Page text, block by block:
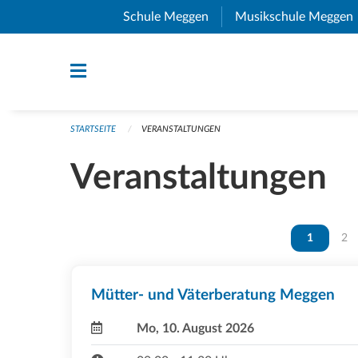
Navigation überspringen
Schule Meggen (External Link)
Musikschule Meggen
STARTSEITE VERANSTALTUNGEN
Veranstaltungen
Vous êtes
1 2
Mütter- und Väterberatung Meggen
Mo, 10. August 2026